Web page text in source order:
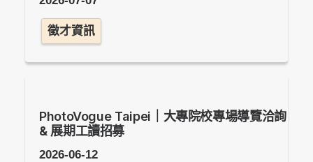
徵才資訊
PhotoVogue Taipei｜大專院校專場導覽洽詢
& 展期工讀招募
2026-06-12